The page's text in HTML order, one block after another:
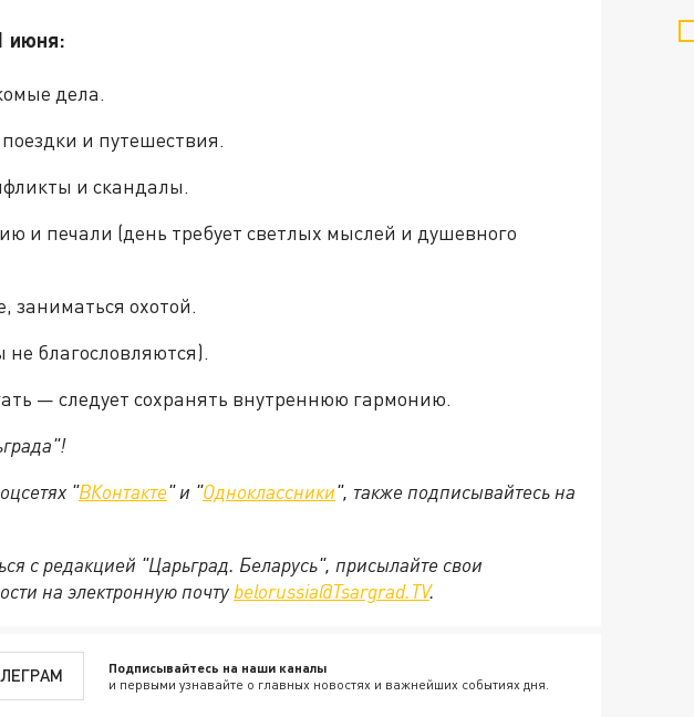
июня:
дела.
и путешествия.
и скандалы.
и печали (день требует светлых мыслей и душевного
заниматься охотой.
благословляются).
— следует сохранять внутреннюю гармонию.
"ВКонтакте" и "Одноклассники", также подписывайтесь на
с редакцией "Царьград. Беларусь", присылайте свои
на электронную почту belorussia@Tsargrad.TV.
Подписывайтесь на наши каналы
и первыми узнавайте о главных новостях и важнейших событиях дня.